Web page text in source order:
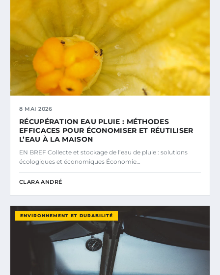
8 MAI 2026
RÉCUPÉRATION EAU PLUIE : MÉTHODES
EFFICACES POUR ÉCONOMISER ET RÉUTILISER
L’EAU À LA MAISON
EN BREF Collecte et stockage de l’eau de pluie : solutions
écologiques et économiques Économie…
CLARA ANDRÉ
ENVIRONNEMENT ET DURABILITÉ